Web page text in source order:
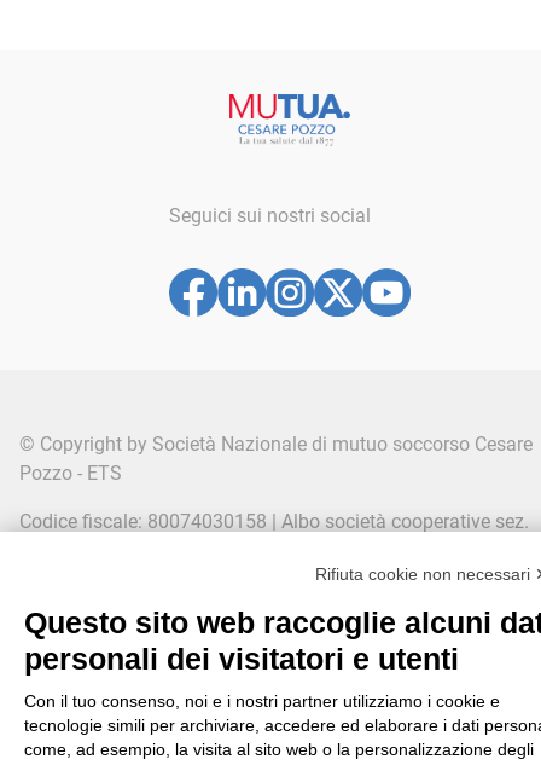
Seguici sui nostri social
© Copyright by Società Nazionale di mutuo soccorso Cesare
Pozzo - ETS
Codice fiscale: 80074030158 | Albo società cooperative sez.
infocenter@mutuacesarepozzo.it
Cookie Policy-Privacy Policy -Modifica preferenze Cookie
Rifiuta cookie non necessari
Questo sito web raccoglie alcuni
personali dei visitatori e utenti
Con il tuo consenso, noi e i nostri partner utilizziamo i cookie e
tecnologie simili per archiviare, accedere ed elaborare i dati
come, ad esempio, la visita al sito web o la personalizzazione degli